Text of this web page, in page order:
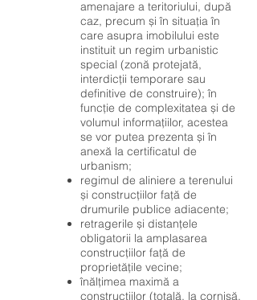
amenajare a teritoriului, după
caz, precum și în situația în
care asupra imobilului este
instituit un regim urbanistic
special (zonă protejată,
interdicții temporare sau
definitive de construire); în
funcție de complexitatea și de
volumul informațiilor, acestea
se vor putea prezenta și în
anexă la certificatul de
urbanism;
regimul de aliniere a terenului
și construcțiilor față de
drumurile publice adiacente;
retragerile și distanțele
obligatorii la amplasarea
construcțiilor față de
proprietățile vecine;
înălțimea maximă a
construcțiilor (totală, la cornișă,